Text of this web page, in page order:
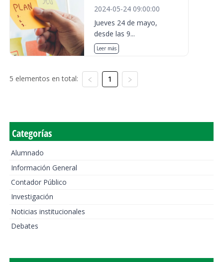
2024-05-24 09:00:00
Jueves 24 de mayo,
desde las 9...
Leer más
5 elementos en total: 1
Categorías
Alumnado
Información General
Contador Público
Investigación
Noticias institucionales
Debates